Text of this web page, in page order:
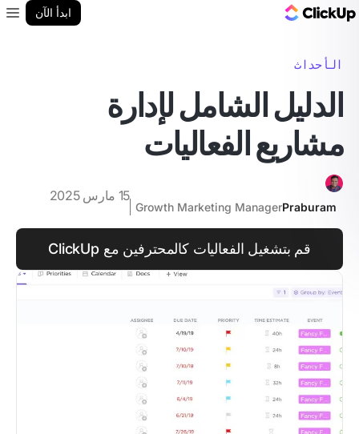
ابدأ الآن
الأحداث
الدليل الشامل لإدارة
مشاريع الفعاليات
Praburam
Growth Marketing Manager
15 مارس 2025
قم بتشغيل الفعاليات كالمحترفين مع ClickUp